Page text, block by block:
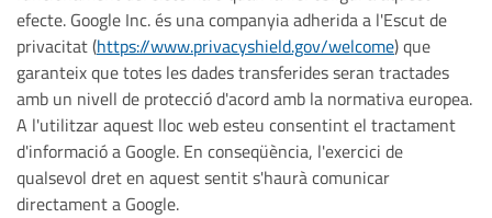
efecte. Google Inc. és una companyia adherida a l'Escut de
privacitat (https://www.privacyshield.gov/welcome) que
garanteix que totes les dades transferides seran tractades
amb un nivell de protecció d'acord amb la normativa europea.
A l'utilitzar aquest lloc web esteu consentint el tractament
d'informació a Google. En conseqüència, l'exercici de
qualsevol dret en aquest sentit s'haurà comunicar
directament a Google.